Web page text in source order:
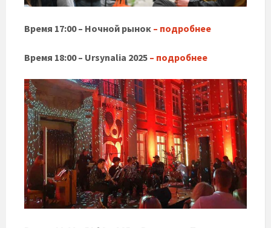
Время 17:00 – Ночной рынок – подробнее
Время 18:00 – Ursynalia 2025 – подробнее